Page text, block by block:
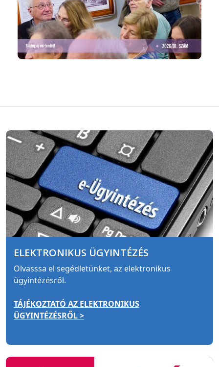
ELEKTRONIKUS ÜGYINTÉZÉS
Olvasssa el segédletünket, az elektronikus
ügyintézésről.
TÁJÉKOZTATÓ AZ ELEKTRONIKUS
ÜGYINTÉZÉSRŐL >